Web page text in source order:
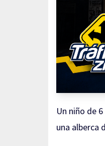
Un niño de
una alberca